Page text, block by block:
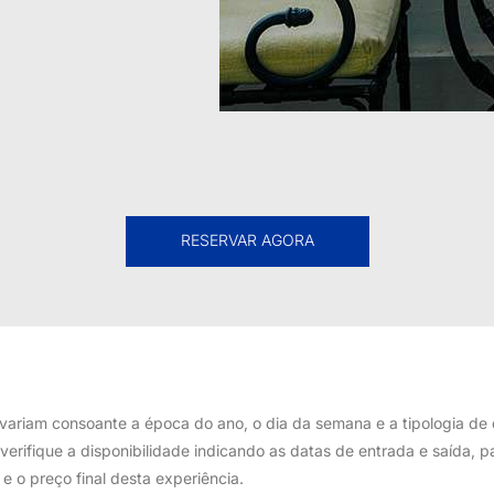
RESERVAR AGORA
consoante a época do ano, o dia da semana e a tipologia de
a disponibilidade indicando as datas de entrada e saída,
o preço final desta experiência.